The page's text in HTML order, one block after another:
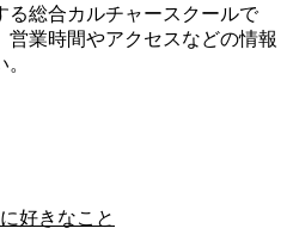
る総合カルチャースクールで
業時間やアクセスなどの情報
好きなこと